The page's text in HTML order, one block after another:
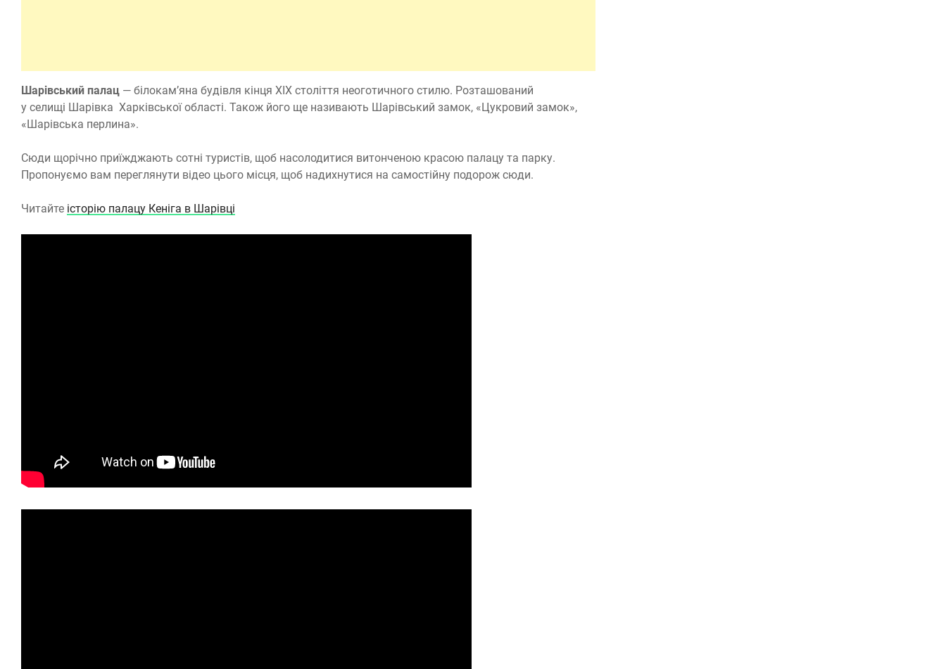
Шарівський палац — білокам’яна будівля кінця ХІХ століття неоготичного стилю. Розташований
у селищі Шарівка Харківської області. Також його ще називають Шарівський замок, «Цукровий замок»,
«Шарівська перлина».
Сюди щорічно приїжджають сотні туристів, щоб насолодитися витонченою красою палацу та парку.
Пропонуємо вам переглянути відео цього місця, щоб надихнутися на самостійну подорож сюди.
Читайте історію палацу Кеніга в Шарівці